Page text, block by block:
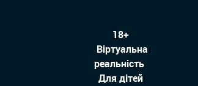
18+
Віртуальна
реальність
Для дітей